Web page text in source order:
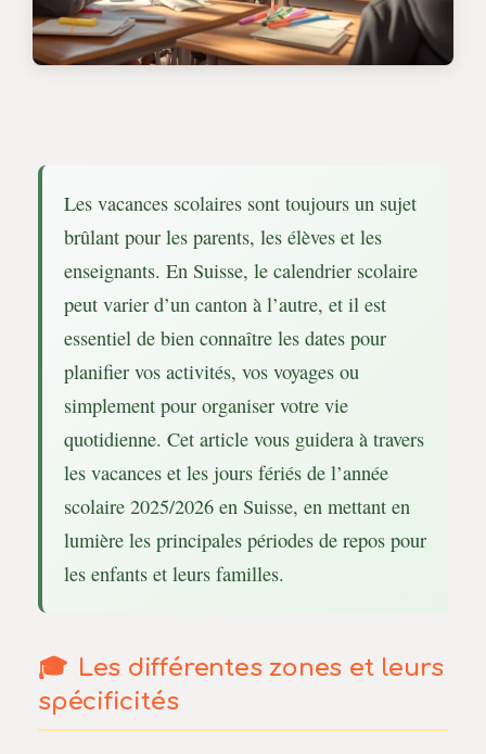
Les vacances scolaires sont toujours un sujet
brûlant pour les parents, les élèves et les
enseignants. En Suisse, le calendrier scolaire
peut varier d’un canton à l’autre, et il est
essentiel de bien connaître les dates pour
planifier vos activités, vos voyages ou
simplement pour organiser votre vie
quotidienne. Cet article vous guidera à travers
les vacances et les jours fériés de l’année
scolaire 2025/2026 en Suisse, en mettant en
lumière les principales périodes de repos pour
les enfants et leurs familles.
Les différentes zones et leurs
spécificités